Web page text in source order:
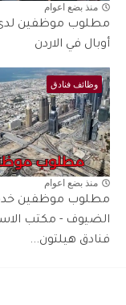
منذ بضع اعوام
مطلوب موظفين
أوبال في الاردن
وظائف فنادق
منذ بضع اعوام
مطلوب موظفين
الضيوف - مكتب
فنادق هيلتون...